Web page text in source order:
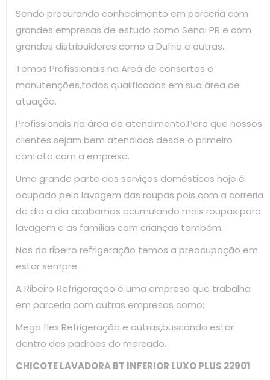
Sendo procurando conhecimento em parceria com
grandes empresas de estudo como Senai PR e com
grandes distribuidores como a Dufrio e outras.
Temos Profissionais na Areá de consertos e
manutenções,todos qualificados em sua área de
atuação.
Profissionais na área de atendimento.Para que nossos
clientes sejam bem atendidos desde o primeiro
contato com a empresa.
Uma grande parte dos serviços domésticos hoje é
ocupado pela lavagem das roupas pois com a correria
do dia a dia acabamos acumulando mais roupas para
lavagem e as famílias com crianças também.
Nos da ribeiro refrigeração temos a preocupação em
estar sempre.
A Ribeiro Refrigeração é uma empresa que trabalha
em parceria com outras empresas como:
Mega flex Refrigeração e outras,buscando estar
dentro dos padrões do mercado.
CHICOTE LAVADORA BT INFERIOR LUXO PLUS 22901